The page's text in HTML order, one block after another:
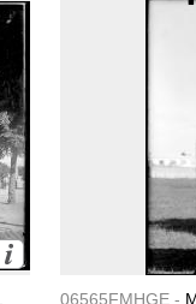
06565FMHGE -